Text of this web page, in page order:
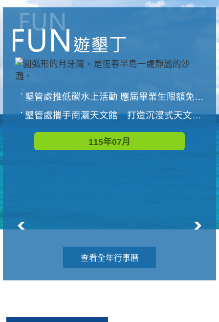
墾管處推低碳水上活動 應屆畢業生限額免費參加
墾管處攜手南瀛天文館 打造沉浸式天文探索營隊
115年07月
查看全年行事曆